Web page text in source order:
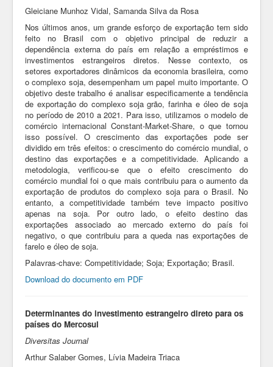
Gleiciane Munhoz Vidal, Samanda Silva da Rosa
Nos últimos anos, um grande esforço de exportação tem sido
feito no Brasil com o objetivo principal de reduzir a
dependência externa do país em relação a empréstimos e
investimentos estrangeiros diretos. Nesse contexto, os
setores exportadores dinâmicos da economia brasileira, como
o complexo soja, desempenham um papel muito importante. O
objetivo deste trabalho é analisar especificamente a tendência
de exportação do complexo soja grão, farinha e óleo de soja
no período de 2010 a 2021. Para isso, utilizamos o modelo de
comércio internacional Constant-Market-Share, o que tornou
isso possível. O crescimento das exportações pode ser
dividido em três efeitos: o crescimento do comércio mundial, o
destino das exportações e a competitividade. Aplicando a
metodologia, verificou-se que o efeito crescimento do
comércio mundial foi o que mais contribuiu para o aumento da
exportação de produtos do complexo soja para o Brasil. No
entanto, a competitividade também teve impacto positivo
apenas na soja. Por outro lado, o efeito destino das
exportações associado ao mercado externo do país foi
negativo, o que contribuiu para a queda nas exportações de
farelo e óleo de soja.
Palavras-chave: Competitividade; Soja; Exportação; Brasil.
Download do documento em PDF
Determinantes do investimento estrangeiro direto para os
países do Mercosul
Diversitas Journal
Arthur Salaber Gomes, Lívia Madeira Triaca